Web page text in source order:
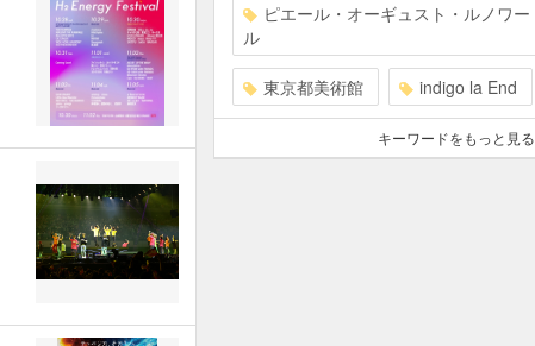
ピエール・オーギュスト・ルノワー
ル
東京都美術館 indigo la End
キーワードをもっと見る